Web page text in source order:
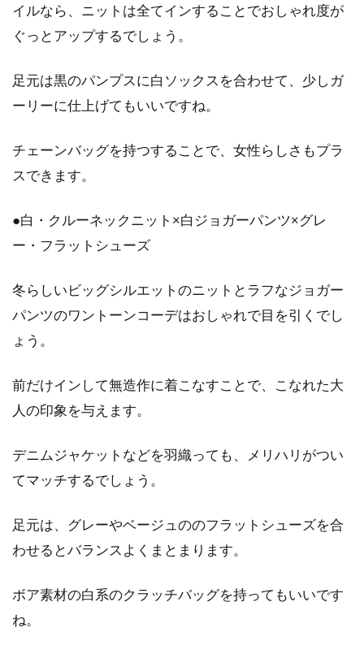
イルなら、ニットは全てインすることでおしゃれ度が
ぐっとアップするでしょう。
足元は黒のパンプスに白ソックスを合わせて、少しガ
ーリーに仕上げてもいいですね。
チェーンバッグを持つすることで、女性らしさもプラ
スできます。
●白・クルーネックニット×白ジョガーパンツ×グレ
ー・フラットシューズ
冬らしいビッグシルエットのニットとラフなジョガー
パンツのワントーンコーデはおしゃれで目を引くでし
ょう。
前だけインして無造作に着こなすことで、こなれた大
人の印象を与えます。
デニムジャケットなどを羽織っても、メリハリがつい
てマッチするでしょう。
足元は、グレーやベージュののフラットシューズを合
わせるとバランスよくまとまります。
ボア素材の白系のクラッチバッグを持ってもいいです
ね。